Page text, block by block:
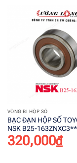
VÒNG BI HỘP SỐ
BẠC ĐẠN HỘP SỐ
NSK B25-163ZNXC3**
320,000₫